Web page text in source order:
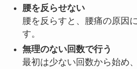
腰を反らせない
腰を反らすと、腰痛の原因
す。
無理のない回数で行う
最初は少ない回数から始め